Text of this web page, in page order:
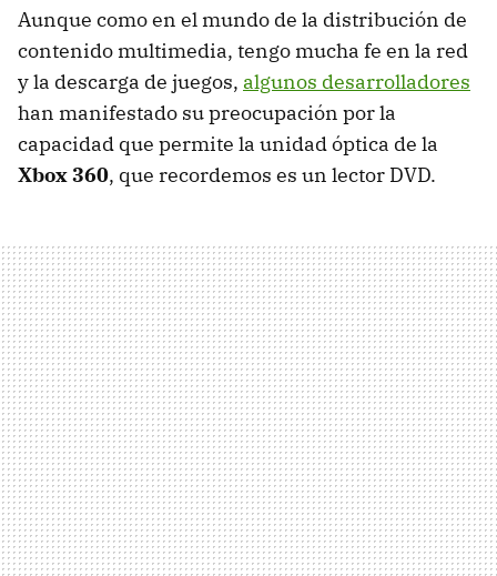
Aunque como en el mundo de la distribución de
contenido multimedia, tengo mucha fe en la red
y la descarga de juegos, algunos desarrolladores
han manifestado su preocupación por la
capacidad que permite la unidad óptica de la
Xbox 360, que recordemos es un lector DVD.